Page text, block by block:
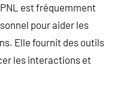
est fréquemment
pour aider les
Elle fournit des outils
les interactions et